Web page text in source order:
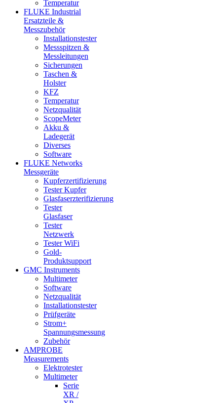
Temperatur
FLUKE Industrial
Ersatzteile &
Messzubehör
Installationstester
Messspitzen &
Messleitungen
Sicherungen
Taschen &
Holster
KFZ
Temperatur
Netzqualität
ScopeMeter
Akku &
Ladegerät
Diverses
Software
FLUKE Networks
Messgeräte
Kupferzertifizierung
Tester Kupfer
Glasfaserzterifizierung
Tester
Glasfaser
Tester
Netzwerk
Tester WiFi
Gold-
Produktsupport
GMC Instruments
Multimeter
Software
Netzqualität
Installationstester
Prüfgeräte
Strom+
Spannungsmessung
Zubehör
AMPROBE
Measurements
Elektrotester
Multimeter
Serie
XR /